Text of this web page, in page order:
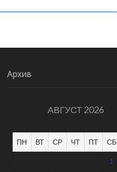
Архив
АВГУСТ 2026
ПН ВТ СР ЧТ ПТ СБ
1